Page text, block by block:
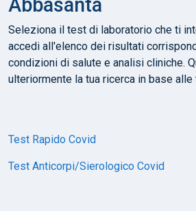
Seleziona il test di laboratorio che ti
accedi all'elenco dei risultati
condizioni di salute e analisi cliniche.
ulteriormente la tua ricerca in base
Test Rapido Covid
Test Anticorpi/Sierologico Covid